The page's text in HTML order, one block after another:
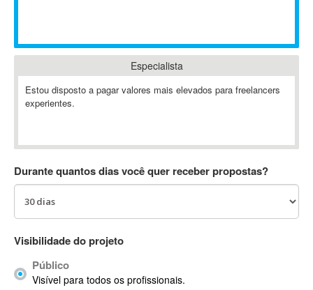
Ableton
Ableton Push
Abstract
AC3
ACID Pro
ACPI
Acrobat
Especialista
Estou disposto a pagar valores mais elevados para freelancers
experientes.
Durante quantos dias você quer receber propostas?
Visibilidade do projeto
Público
Visível para todos os profissionais.